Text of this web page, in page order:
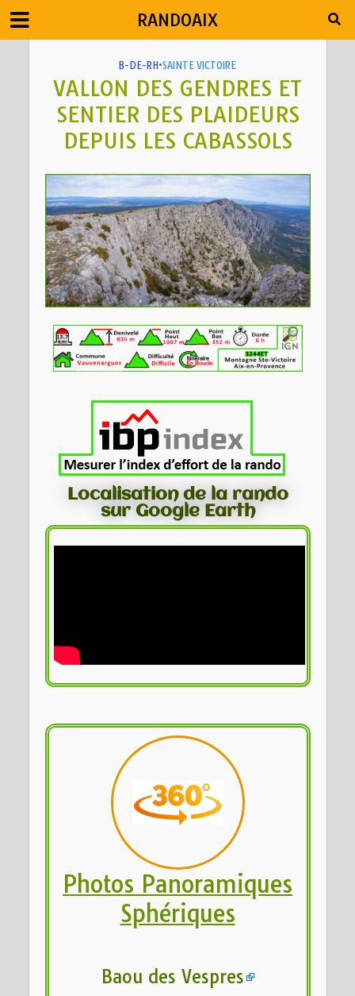
RANDOAIX
B-DE-RH •SAINTE VICTOIRE
VALLON DES GENDRES ET
SENTIER DES PLAIDEURS
DEPUIS LES CABASSOLS
Localisation de la rando
sur Google Earth
Photos Panoramiques
Sphériques
Baou des Vespres